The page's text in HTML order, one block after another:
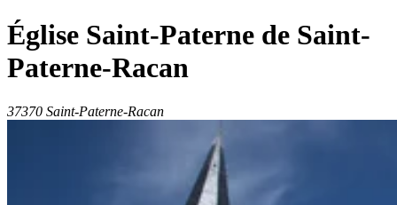
Église Saint-Paterne de Saint-
Paterne-Racan
37370 Saint-Paterne-Racan